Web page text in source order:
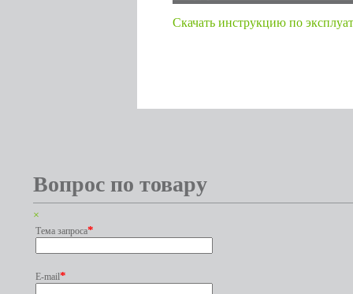
Cкачать инструкцию по
Вопрос по товару
×
Тема запроса*
E-mail*